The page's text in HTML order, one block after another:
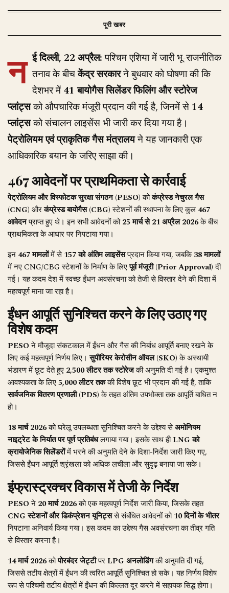
न ई दिल्ली, 22 अप्रैल:पश्चिम एशिया में जारी भू-राजनीतिक
तनाव के बीचकेंद्र सरकारने बुधवार को घोषणा की कि
देशभर में 41 बायोगैस सिलेंडर फिलिंग और स्टोरेज
प्लांट्सको औपचारिक मंजूरी प्रदान की गई है, जिनमें से 14
प्लांट्सको संचालन लाइसेंस भी जारी कर दिया गया है।
पेट्रोलियम एवं प्राकृतिक गैस मंत्रालयने यह जानकारी एक
आधिकारिक बयान के जरिए साझा की।
467 आवेदनों पर प्राथमिकता से कार्रवाई
पेट्रोलियम और विस्फोटक सुरक्षा संगठन (PESO)कोकंप्रेस्ड नेचुरल गैस
(CNG) औरकंप्रेस्ड बायोगैस (CBG)स्टेशनों की स्थापना के लिए कुल 467
आवेदनप्राप्त हुए थे। इन सभी आवेदनों को25 मार्च से 21 अप्रैल 2026के बीच
प्राथमिकता के आधार पर निपटाया गया।
इन 467 मामलोंमें से157 को अंतिम लाइसेंसप्रदान किया गया, जबकि38 मामलों
में नए CNG/CBG स्टेशनों के निर्माण के लिएपूर्व मंजूरी (Prior Approval)दी
गई। यह कदम देश में स्वच्छ ईंधन अवसंरचना को तेजी से विस्तार देने की दिशा में
महत्वपूर्ण माना जा रहा है।
ईंधन आपूर्ति सुनिश्चित करने के लिए उठाए गए
विशेष कदम
PESOने मौजूदा संकटकाल में ईंधन और गैस की निर्बाध आपूर्ति बनाए रखने के
लिए कई महत्वपूर्ण निर्णय लिए।सुपीरियर केरोसीन ऑयल (SKO)के अस्थायी
भंडारण में छूट देते हुए 2,500 लीटर तक स्टोरेजकी अनुमति दी गई है। एकमुश्त
आवश्यकता के लिए5,000 लीटर तककी विशेष छूट भी प्रदान की गई है, ताकि
सार्वजनिक वितरण प्रणाली (PDS)के तहत अंतिम उपभोक्ता तक आपूर्ति बाधित न
हो।
18 मार्च 2026को घरेलू उपलब्धता सुनिश्चित करने के उद्देश्य सेअमोनियम
नाइट्रेट के निर्यात पर पूर्ण प्रतिबंधलगाया गया। इसके साथ हीLNG को
क्रायोजेनिक सिलेंडरोंमें भरने की अनुमति देने के दिशा-निर्देश जारी किए गए,
जिससे ईंधन आपूर्ति श्रृंखला को अधिक लचीला और सुदृढ़ बनाया जा सके।
इंफ्रास्ट्रक्चर विकास में तेजी के निर्देश
PESOने 20 मार्च 2026को एक महत्वपूर्ण निर्देश जारी किया, जिसके तहत
CNG स्टेशनों और डिकंप्रेशन यूनिट्ससे संबंधित आवेदनों को10 दिनों के भीतर
निपटाना अनिवार्य किया गया। इस कदम का उद्देश्य गैस अवसंरचना का तीव्र गति
से विस्तार करना है।
14 मार्च 2026कोपोरबंदर जेट्टीपर LPG अनलोडिंगकी अनुमति दी गई,
जिससे तटीय क्षेत्रों में ईंधन की त्वरित आपूर्ति सुनिश्चित हो सके। यह निर्णय विशेष
रूप से पश्चिमी तटीय क्षेत्रों में ईंधन की किल्लत दूर करने में सहायक सिद्ध होगा।